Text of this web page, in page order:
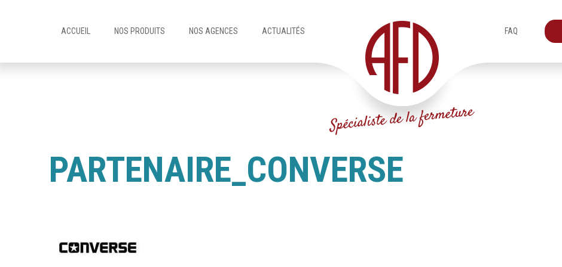
ACCUEIL NOS PRODUITS NOS AGENCES ACTUALITÉS FAQ
PARTENAIRE_CONVERSE